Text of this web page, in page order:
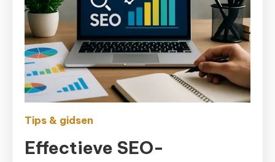
Tips & gidsen
Effectieve SEO-